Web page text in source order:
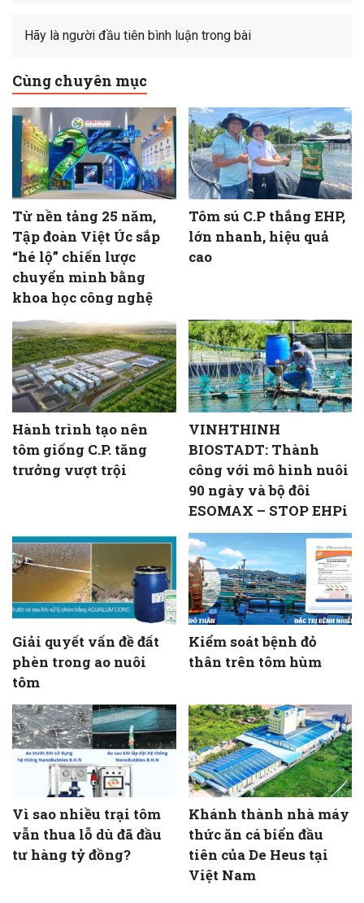
Hãy là người đầu tiên bình luận trong bài
Cùng chuyên mục
Từ nền tảng 25 năm,
Tập đoàn Việt Úc sắp
“hé lộ” chiến lược
chuyển mình bằng
khoa học công nghệ
Tôm sú C.P thắng EHP,
lớn nhanh, hiệu quả
cao
Hành trình tạo nên
tôm giống C.P. tăng
trưởng vượt trội
VINHTHINH
BIOSTADT: Thành
công với mô hình nuôi
90 ngày và bộ đôi
ESOMAX – STOP EHPi
Giải quyết vấn đề đất
phèn trong ao nuôi
tôm
Kiểm soát bệnh đỏ
thân trên tôm hùm
Vì sao nhiều trại tôm
vẫn thua lỗ dù đã đầu
tư hàng tỷ đồng?
Khánh thành nhà máy
thức ăn cá biển đầu
tiên của De Heus tại
Việt Nam